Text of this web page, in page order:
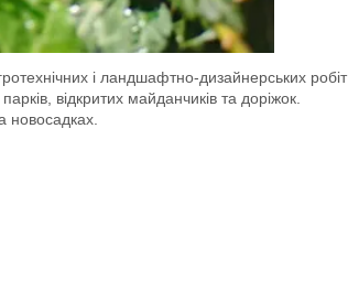
і ландшафтно-дизайнерських робіт
відкритих майданчиків та доріжок.
новосадках.